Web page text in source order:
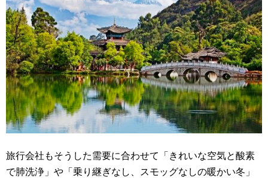
旅行会社もそうした需要に合わせて「きれいな空気と酸素
で肺洗浄」や「乗り継ぎなし、スモッグなしの暖かい冬」